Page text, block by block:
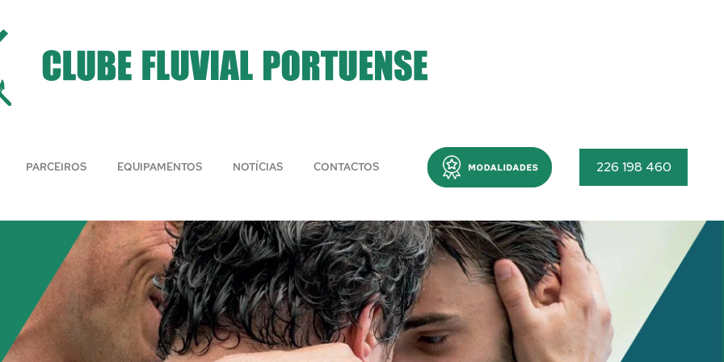
PARCEIROS EQUIPAMENTOS NOTÍCIAS CONTACTOS Menu 226 198 460